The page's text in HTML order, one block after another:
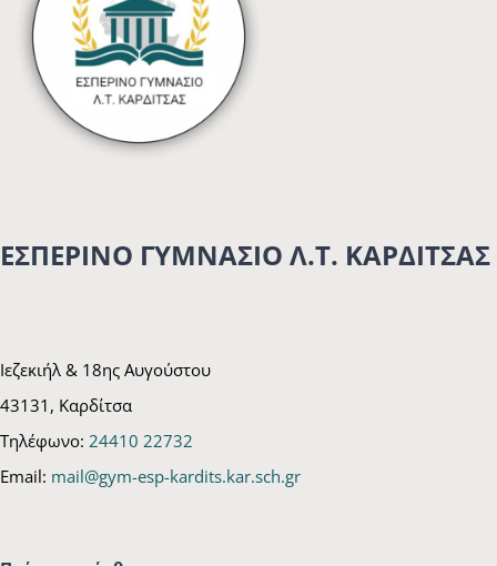
ΕΣΠΕΡΙΝΟ ΓΥΜΝΑΣΙΟ Λ.Τ. ΚΑΡΔΙΤΣΑΣ
Ιεζεκιήλ & 18ης Αυγούστου
43131, Καρδίτσα
Τηλέφωνο: 24410 22732
Email: mail@gym-esp-kardits.kar.sch.gr